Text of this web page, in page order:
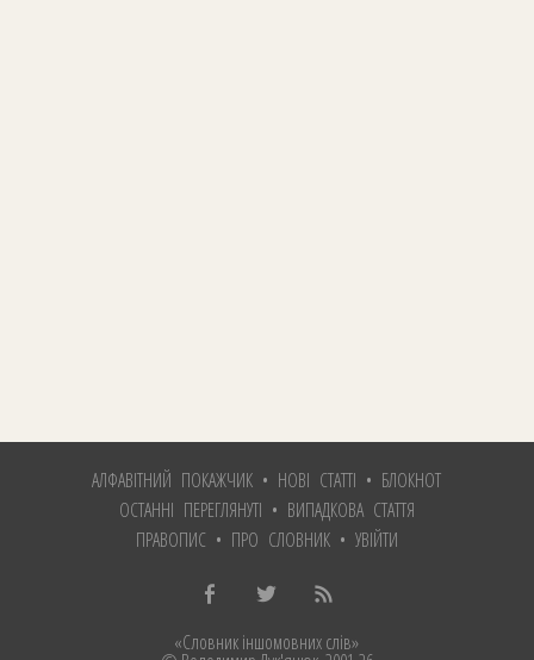
АЛФАВІТНИЙ ПОКАЖЧИК • НОВІ СТАТТІ • БЛОКНОТ
ОСТАННІ ПЕРЕГЛЯНУТІ • ВИПАДКОВА СТАТТЯ
ПРАВОПИС• ПРО СЛОВНИК• УВІЙТИ
«Словник іншомовних слів»